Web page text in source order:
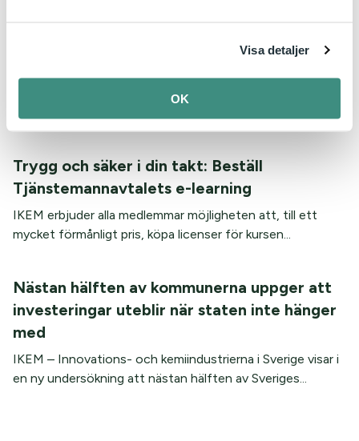
Visa detaljer
OK
Industrin: Stora utmaningar sätter tonen
Svensk industri går in i nästa avtalsrörelse i ett utmanande
Trygg och säker i din takt: Beställ
Tjänstemannavtalets e-learning
IKEM erbjuder alla medlemmar möjligheten att, till ett
mycket förmånligt pris, köpa licenser för kursen...
Nästan hälften av kommunerna uppger att
investeringar uteblir när staten inte hänger
med
IKEM – Innovations- och kemiindustrierna i Sverige visar i
en ny undersökning att nästan hälften av Sveriges...